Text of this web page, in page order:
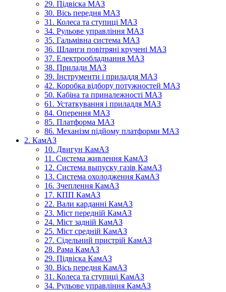
29. Підвіска МАЗ
30. Вісь передня МАЗ
31. Колеса та ступиці МАЗ
34. Рульове управління МАЗ
35. Гальмівна система МАЗ
36. Шланги повітряні кручені МАЗ
37. Електрообладнання МАЗ
38. Прилади МАЗ
39. Інструменти і приладдя МАЗ
42. Коробка відбору потужностей МАЗ
50. Кабіна та приналежності МАЗ
61. Устаткування і приладдя МАЗ
84. Оперення МАЗ
85. Платформа МАЗ
86. Механізм підйому платформи МАЗ
2. КамАЗ
10. Двигун КамАЗ
11. Система живлення КамАЗ
12. Система выпуску газів КамАЗ
13. Система охолодження КамАЗ
16. Зчеплення КамАЗ
17. КПП КамАЗ
22. Вали карданні КамАЗ
23. Міст передній КамАЗ
24. Міст задній КамАЗ
25. Міст средній КамАЗ
27. Сідельний пристрій КамАЗ
28. Рама КамАЗ
29. Підвіска КамАЗ
30. Вісь передня КамАЗ
31. Колеса та ступиці КамАЗ
34. Рульове управління КамАЗ